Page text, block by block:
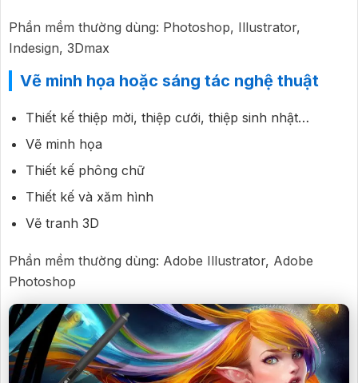
Phần mềm thường dùng: Photoshop, Illustrator,
Indesign, 3Dmax
Vẽ minh họa hoặc sáng tác nghệ thuật
Thiết kế thiệp mời, thiệp cưới, thiệp sinh nhật…
Vẽ minh họa
Thiết kế phông chữ
Thiết kế và xăm hình
Vẽ tranh 3D
Phần mềm thường dùng: Adobe Illustrator, Adobe
Photoshop